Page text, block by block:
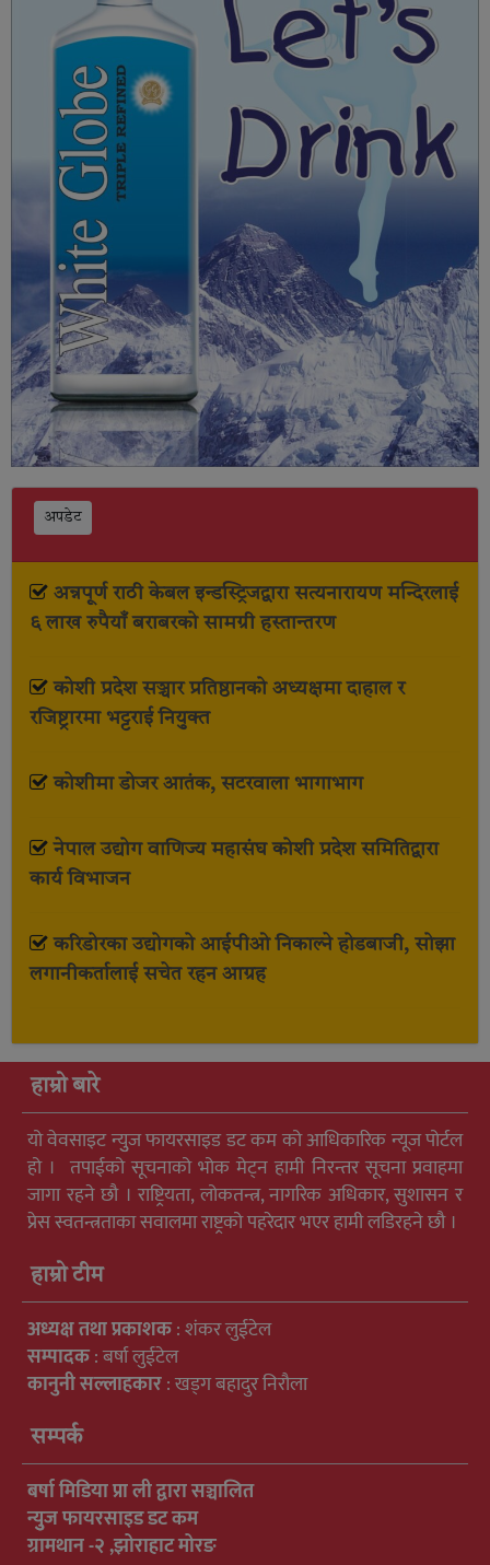
अपडेट
अन्नपूर्ण राठी केबल इन्डस्ट्रिजद्वारा सत्यनारायण मन्दिरलाई
६ लाख रुपैयाँ बराबरको सामग्री हस्तान्तरण
कोशी प्रदेश सञ्चार प्रतिष्ठानको अध्यक्षमा दाहाल र
रजिष्ट्रारमा भट्टराई नियुक्त
कोशीमा डोजर आतंक, सटरवाला भागाभाग
नेपाल उद्योग वाणिज्य महासंघ कोशी प्रदेश समितिद्वारा
कार्य विभाजन
करिडोरका उद्योगको आईपीओ निकाल्ने होडबाजी, सोझा
लगानीकर्तालाई सचेत रहन आग्रह
हाम्रो बारे
यो वेवसाइट न्युुज फायरसाइड डट कम को आधिकारिक न्यूज पोर्टल
हो । तपाईको सूचनाको भोक मेट्न हामी निरन्तर सूचना प्रवाहमा
जागा रहने छौ । राष्ट्रियता, लोकतन्त्र, नागरिक अधिकार, सुशासन र
प्रेस स्वतन्त्रताका सवालमा राष्ट्रको पहरेदार भएर हामी लडिरहने छौ ।
हाम्रो टीम
अध्यक्ष तथा प्रकाशक: शंकर लुईटेल
सम्पादक: बर्षा लुईटेल
कानुनी सल्लाहकार: खड्ग बहादुर निरौला
सम्पर्क
बर्षा मिडिया प्रा ली द्वारा सञ्चालित
न्युुज फायरसाइड डट कम
ग्रामथान -२ ,झोराहाट मोरङ